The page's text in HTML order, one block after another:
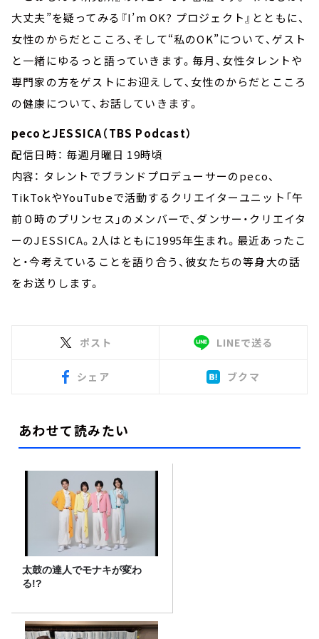
大丈夫”を疑ってみる『I’m OK? プロジェクト』とともに、
女性のからだとこころ、そして“私のOK”について、ゲスト
と一緒にゆるっと語っていきます。毎月、女性タレントや
専門家の方をゲストにお迎えして、女性のからだとこころ
の健康について、お話していきます。
pecoとJESSICA（TBS Podcast）
配信日時： 毎週月曜日 19時頃
内容： タレントでブランドプロデューサーのpeco、
TikTokやYouTubeで活動するクリエイターユニット「午
前０時のプリンセス」のメンバーで、ダンサー・クリエイタ
ーのJESSICA。2人はともに1995年生まれ。最近あったこ
と・今考えていることを語り合う、彼女たちの等身大の話
をお送りします。
ポスト LINEで送る
シェア ブクマ
あわせて読みたい
太鼓の達人でモナキが変わ
る!?